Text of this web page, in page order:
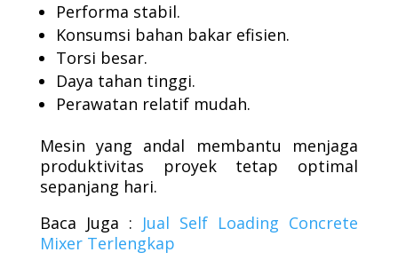
Performa stabil.
Konsumsi bahan bakar efisien.
Torsi besar.
Daya tahan tinggi.
Perawatan relatif mudah.
Mesin yang andal membantu menjaga
produktivitas proyek tetap optimal
sepanjang hari.
Baca Juga : Jual Self Loading Concrete
Mixer Terlengkap